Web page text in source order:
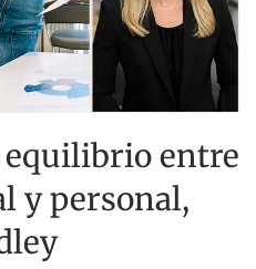
equilibrio entre
y personal,